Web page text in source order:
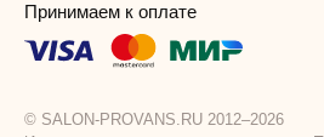
Принимаем к оплате
© SALON-PROVANS.RU 2012–2026